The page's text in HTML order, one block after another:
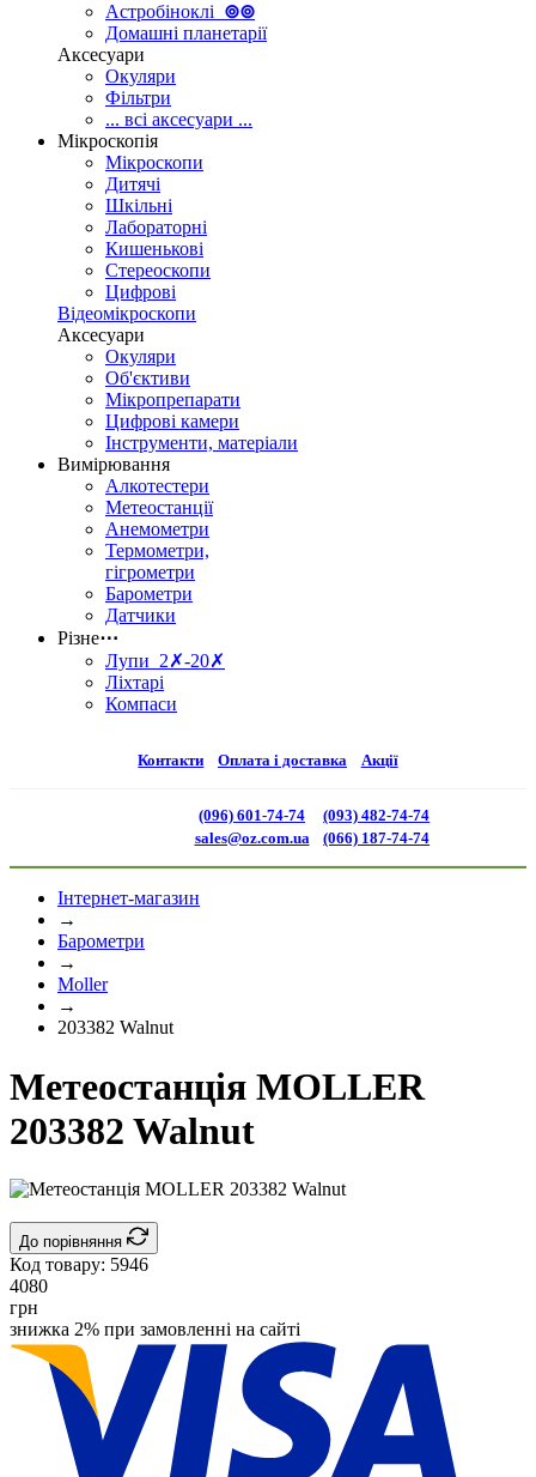
Астробіноклі ⊚⊚
Домашні планетарії
Аксесуари
Окуляри
Фільтри
... всі аксесуари ...
Мікроскопія
Мікроскопи
Дитячі
Шкільні
Лабораторні
Кишенькові
Стереоскопи
Цифрові
Відеомікроскопи
Аксесуари
Окуляри
Об'єктиви
Мікропрепарати
Цифрові камери
Інструменти, матеріали
Вимірювання
Алкотестери
Метеостанції
Анемометри
Термометри,
гігрометри
Барометри
Датчики
Різне⋯
Лупи 2✗-20✗
Ліхтарі
Компаси
Контакти Оплата і доставка Акції
(096) 601-74-74
sales@oz.com.ua
(093) 482-74-74
(066) 187-74-74
Інтернет-магазин
→
Барометри
→
Moller
→
203382 Walnut
Метеостанція MOLLER
203382 Walnut
До порівняння
Код товару: 5946
4080
грн
знижка 2% при замовленні на сайті